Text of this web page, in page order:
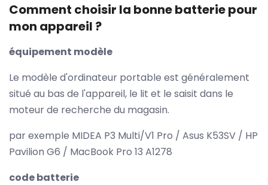
Comment choisir la bonne batterie pour
mon appareil ?
équipement modèle
Le modèle d'ordinateur portable est généralement
situé au bas de l'appareil, le lit et le saisit dans le
moteur de recherche du magasin.
par exemple MIDEA P3 Multi/V1 Pro / Asus K53SV / HP
Pavilion G6 / MacBook Pro 13 A1278
code batterie